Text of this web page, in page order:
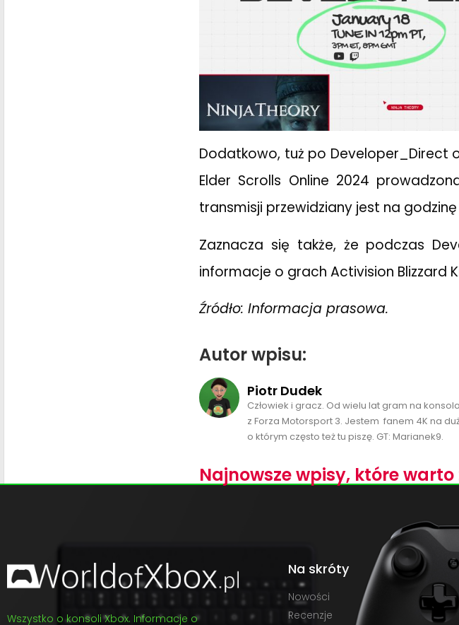
Dodatkowo, tuż po Developer_Direct
Elder Scrolls Online 2024
transmisji przewidziany jest na godzinę
Zaznacza się także, że podczas
informacje o grach Activision Blizzard
Źródło: Informacja prasowa.
Autor wpisu:
Piotr Dudek
Człowiek i gracz. Od wielu lat gram na
z Forza Motorsport 3. Jestem fanem 4K na
o którym często też tu piszę. GT: Marianek9.
Najnowsze wpisy, które
Wszystko o konsoli Xbox. Informacje o
Na skróty
Nowości
Recenzje